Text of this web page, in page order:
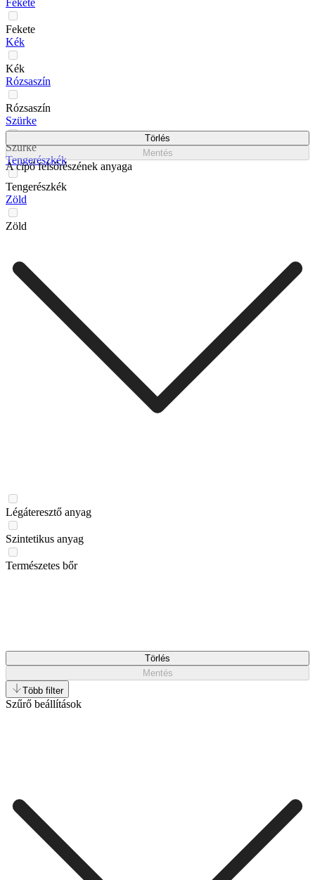
Fekete
Kék
Kék
Rózsaszín
Rózsaszín
Szürke
Szürke
Tengerészkék
Tengerészkék
Zöld
Zöld
Törlés
Mentés
A cipő felsőrészének anyaga
Légáteresztő anyag
Szintetikus anyag
Természetes bőr
Törlés
Mentés
Több filter
Szűrő beállítások